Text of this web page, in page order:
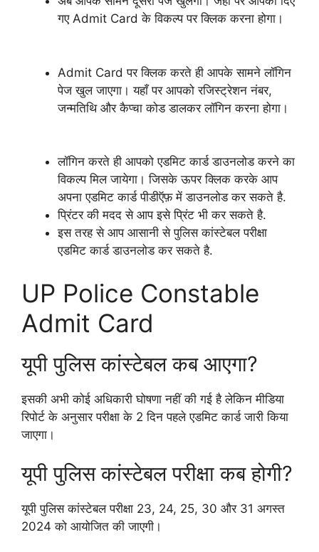
गए Admit Card के विकल्प पर क्लिक करना होगा।
Admit Card पर क्लिक करते ही आपके सामने लॉगिन
पेज खुल जाएगा। यहाँ पर आपको रजिस्ट्रेशन नंबर,
जन्मतिथि और कैप्चा कोड डालकर लॉगिन करना होगा।
लॉगिन करते ही आपको एडमिट कार्ड डाउनलोड करने का
विकल्प मिल जायेगा। जिसके ऊपर क्लिक करके आप
अपना एडमिट कार्ड पीडीऍफ़ में डाउनलोड कर सकते है.
प्रिंटर की मदद से आप इसे प्रिंट भी कर सकते है.
इस तरह से आप आसानी से पुलिस कांस्टेबल परीक्षा
एडमिट कार्ड डाउनलोड कर सकते है.
UP Police Constable
Admit Card
यूपी पुलिस कांस्टेबल कब आएगा?
इसकी अभी कोई अधिकारी घोषणा नहीं की गई है लेकिन मीडिया
रिपोर्ट के अनुसार परीक्षा के 2 दिन पहले एडमिट कार्ड जारी किया
जाएगा।
यूपी पुलिस कांस्टेबल परीक्षा कब होगी?
यूपी पुलिस कांस्टेबल परीक्षा 23, 24, 25, 30 और 31 अगस्त
2024 को आयोजित की जाएगी।